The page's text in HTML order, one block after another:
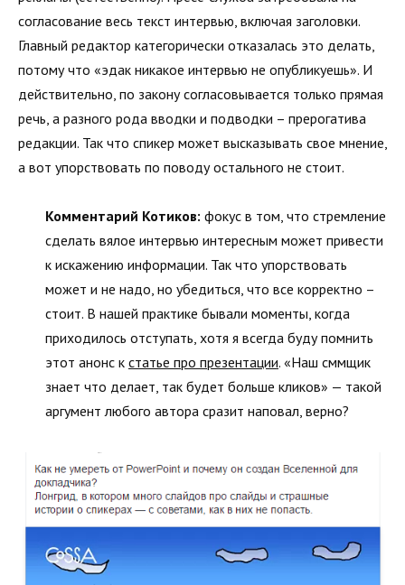
согласование весь текст интервью, включая заголовки.
Главный редактор категорически отказалась это делать,
потому что «эдак никакое интервью не опубликуешь». И
действительно, по закону согласовывается только прямая
речь, а разного рода вводки и подводки – прерогатива
редакции. Так что спикер может высказывать свое мнение,
а вот упорствовать по поводу остального не стоит.
Комментарий Котиков: фокус в том, что стремление
сделать вялое интервью интересным может привести
к искажению информации. Так что упорствовать
может и не надо, но убедиться, что все корректно –
стоит. В нашей практике бывали моменты, когда
приходилось отступать, хотя я всегда буду помнить
этот анонс к статье про презентации. «Наш сммщик
знает что делает, так будет больше кликов» — такой
аргумент любого автора сразит наповал, верно?